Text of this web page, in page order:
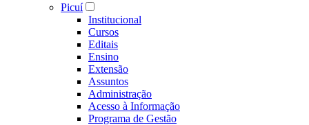
Picuí
Institucional
Cursos
Editais
Ensino
Extensão
Assuntos
Administração
Acesso à Informação
Programa de Gestão